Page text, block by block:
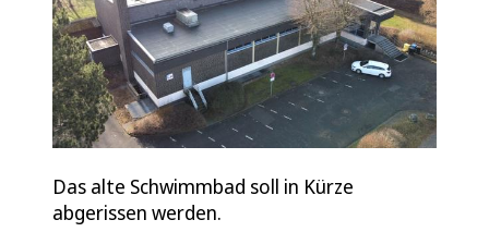
Das alte Schwimmbad soll in Kürze
abgerissen werden.